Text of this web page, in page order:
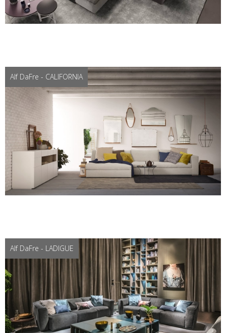
Alf DaFre - CALIFORNIA
Alf DaFre - LADIGUE